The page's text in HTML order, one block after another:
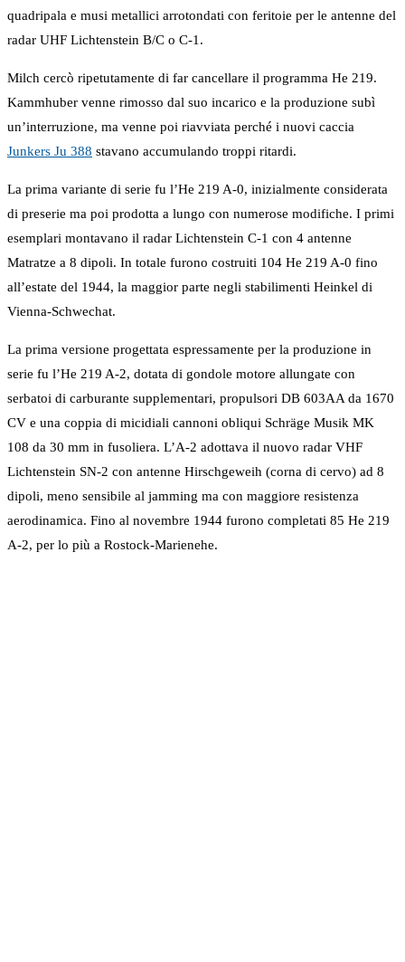
quadripala e musi metallici arrotondati con feritoie per le antenne del
radar UHF Lichtenstein B/C o C-1.
Milch cercò ripetutamente di far cancellare il programma He 219.
Kammhuber venne rimosso dal suo incarico e la produzione subì
un’interruzione, ma venne poi riavviata perché i nuovi caccia
Junkers Ju 388 stavano accumulando troppi ritardi.
La prima variante di serie fu l’He 219 A-0, inizialmente considerata
di preserie ma poi prodotta a lungo con numerose modifiche. I primi
esemplari montavano il radar Lichtenstein C-1 con 4 antenne
Matratze a 8 dipoli. In totale furono costruiti 104 He 219 A-0 fino
all’estate del 1944, la maggior parte negli stabilimenti Heinkel di
Vienna-Schwechat.
La prima versione progettata espressamente per la produzione in
serie fu l’He 219 A-2, dotata di gondole motore allungate con
serbatoi di carburante supplementari, propulsori DB 603AA da 1670
CV e una coppia di micidiali cannoni obliqui Schräge Musik MK
108 da 30 mm in fusoliera. L’A-2 adottava il nuovo radar VHF
Lichtenstein SN-2 con antenne Hirschgeweih (corna di cervo) ad 8
dipoli, meno sensibile al jamming ma con maggiore resistenza
aerodinamica. Fino al novembre 1944 furono completati 85 He 219
A-2, per lo più a Rostock-Marienehe.